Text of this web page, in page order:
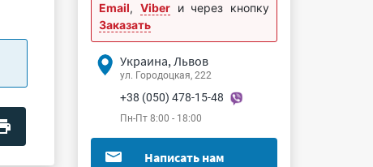
Email, Viberи через кнопку
Заказать
Украина, Львов
ул. Городоцкая, 222
+38 (050) 478-15-48
Пн-Пт 8:00 - 18:00
Написать нам